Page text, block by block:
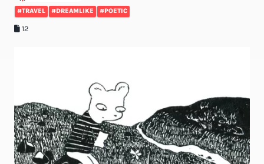
#TRAVEL #DREAMLIKE #POETIC
12